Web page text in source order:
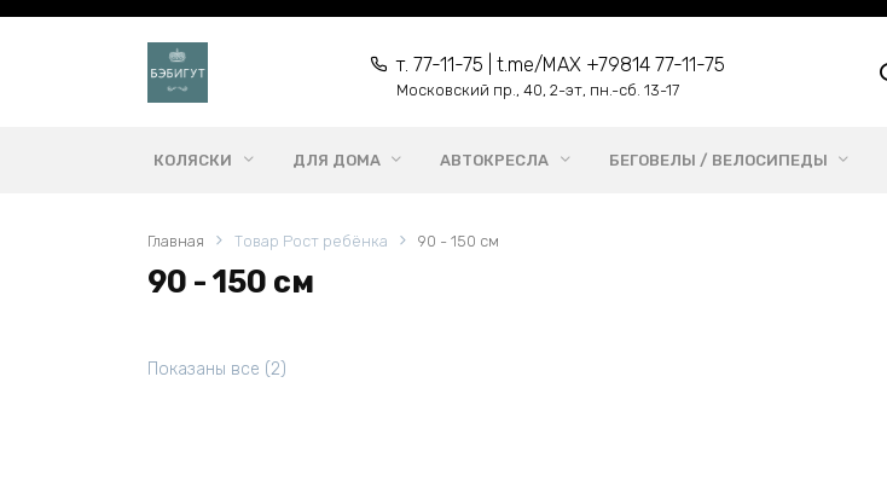
Перейти
т. 77-11-75 | t.me/MAX +79814 77-11-75
Московский пр., 40, 2-эт, пн.-сб. 13-17
КОЛЯСКИ ДЛЯ ДОМА АВТОКРЕСЛА БЕГОВЕЛЫ / ВЕЛОСИПЕДЫ
Главная Товар Рост ребёнка 90 - 150 см
90 - 150 см
Показаны все (2)